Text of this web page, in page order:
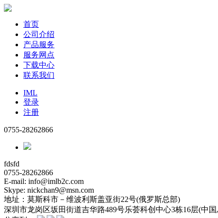
首页
公司介绍
产品服务
服务网点
下载中心
联系我们
IML
登录
注册
0755-28262866
fdsfd
0755-28262866
E-mail: info@imlb2c.com
Skype: nickchan9@msn.com
地址： 莫斯科市－维波利斯盖亚街22号(俄罗斯总部)
深圳市龙岗区坂田街道吉华路489号乐荟科创中心3栋16层(中